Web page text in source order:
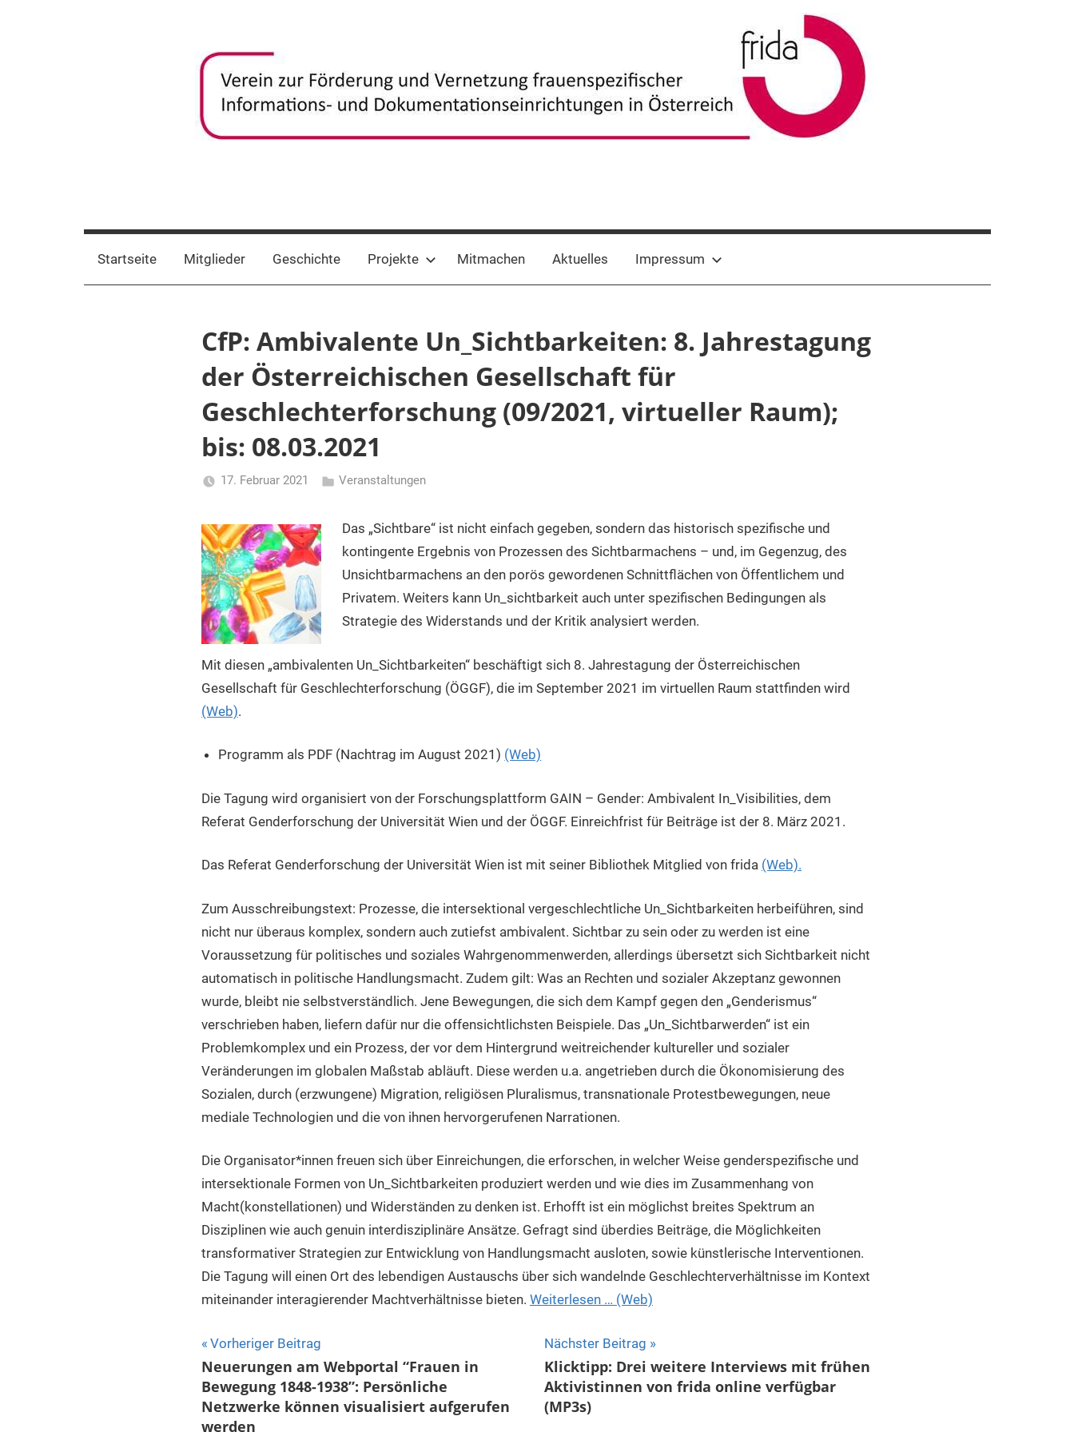
frida-
verein
zur
Förderung
Dokumentationseinrichtungen
Startseite Mitglieder Geschichte Projekte Mitmachen Aktuelles Impressum
CfP: Ambivalente Un_Sichtbarkeiten: 8. Jahrestagung
der Österreichischen Gesellschaft für
Geschlechterforschung (09/2021, virtueller Raum);
bis: 08.03.2021
17. Februar 2021
Gerhalter
Veranstaltungen
Das „Sichtbare“ ist nicht einfach gegeben, sondern das historisch spezifische und
kontingente Ergebnis von Prozessen des Sichtbarmachens – und, im Gegenzug, des
Unsichtbarmachens an den porös gewordenen Schnittflächen von Öffentlichem und
Privatem. Weiters kann Un_sichtbarkeit auch unter spezifischen Bedingungen als
Strategie des Widerstands und der Kritik analysiert werden.
Mit diesen „ambivalenten Un_Sichtbarkeiten“ beschäftigt sich 8. Jahrestagung der Österreichischen
Gesellschaft für Geschlechterforschung (ÖGGF), die im September 2021 im virtuellen Raum stattfinden wird
(Web).
Programm als PDF (Nachtrag im August 2021) (Web)
Die Tagung wird organisiert von der Forschungsplattform GAIN – Gender: Ambivalent In_Visibilities, dem
Referat Genderforschung der Universität Wien und der ÖGGF. Einreichfrist für Beiträge ist der 8. März 2021.
Das Referat Genderforschung der Universität Wien ist mit seiner Bibliothek Mitglied von frida (Web).
Zum Ausschreibungstext: Prozesse, die intersektional vergeschlechtliche Un_Sichtbarkeiten herbeiführen, sind
nicht nur überaus komplex, sondern auch zutiefst ambivalent. Sichtbar zu sein oder zu werden ist eine
Voraussetzung für politisches und soziales Wahrgenommenwerden, allerdings übersetzt sich Sichtbarkeit nicht
automatisch in politische Handlungsmacht. Zudem gilt: Was an Rechten und sozialer Akzeptanz gewonnen
wurde, bleibt nie selbstverständlich. Jene Bewegungen, die sich dem Kampf gegen den „Genderismus“
verschrieben haben, liefern dafür nur die offensichtlichsten Beispiele. Das „Un_Sichtbarwerden“ ist ein
Problemkomplex und ein Prozess, der vor dem Hintergrund weitreichender kultureller und sozialer
Veränderungen im globalen Maßstab abläuft. Diese werden u.a. angetrieben durch die Ökonomisierung des
Sozialen, durch (erzwungene) Migration, religiösen Pluralismus, transnationale Protestbewegungen, neue
mediale Technologien und die von ihnen hervorgerufenen Narrationen.
Die Organisator*innen freuen sich über Einreichungen, die erforschen, in welcher Weise genderspezifische und
intersektionale Formen von Un_Sichtbarkeiten produziert werden und wie dies im Zusammenhang von
Macht(konstellationen) und Widerständen zu denken ist. Erhofft ist ein möglichst breites Spektrum an
Disziplinen wie auch genuin interdisziplinäre Ansätze. Gefragt sind überdies Beiträge, die Möglichkeiten
transformativer Strategien zur Entwicklung von Handlungsmacht ausloten, sowie künstlerische Interventionen.
Die Tagung will einen Ort des lebendigen Austauschs über sich wandelnde Geschlechterverhältnisse im Kontext
miteinander interagierender Machtverhältnisse bieten. Weiterlesen … (Web)
Beitragsnavigation
Vorheriger Beitrag
Neuerungen am Webportal “Frauen in
Bewegung 1848-1938”: Persönliche
Netzwerke können visualisiert aufgerufen
werden
Nächster Beitrag
Klicktipp: Drei weitere Interviews mit frühen
Aktivistinnen von frida online verfügbar
(MP3s)